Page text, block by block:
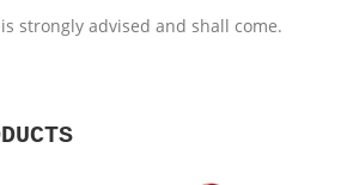
strongly advised and shall come.